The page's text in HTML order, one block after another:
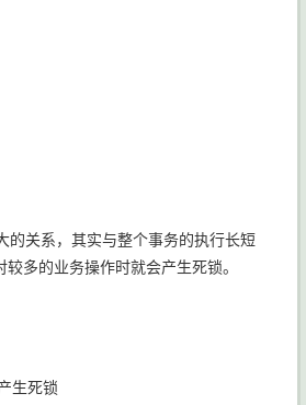
的关系，其实与整个事务的执行长短
多的业务操作时就会产生死锁。
生死锁